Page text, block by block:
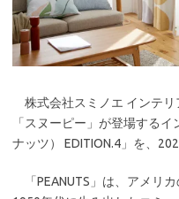
株式会社スミノエ インテリ
「スヌーピー」が登場する
ナッツ） EDITION.4」を、
「PEANUTS」は、アメリ